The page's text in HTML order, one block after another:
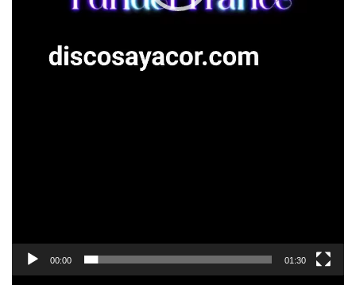
00:00 01:30